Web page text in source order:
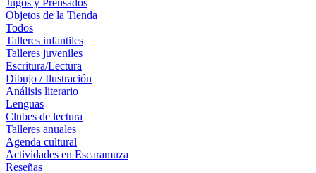
Jugos y Prensados
Objetos de la Tienda
Todos
Talleres infantiles
Talleres juveniles
Escritura/Lectura
Dibujo / Ilustración
Análisis literario
Lenguas
Clubes de lectura
Talleres anuales
Agenda cultural
Actividades en Escaramuza
Reseñas